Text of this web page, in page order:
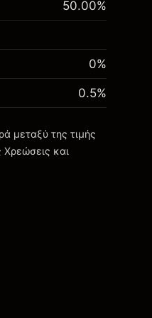
50.00%
0%
0.5%
μεταξύ της τιμής
Χρεώσεις και